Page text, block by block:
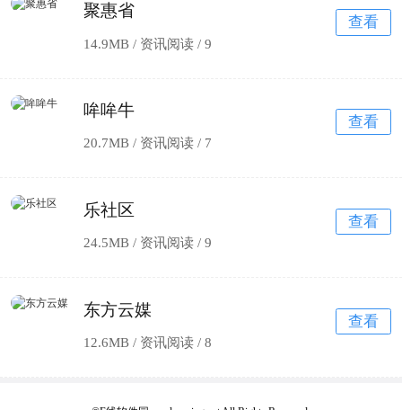
聚惠省
14.9MB / 资讯阅读 /9
查看
哞哞牛
20.7MB / 资讯阅读 / 7
查看
乐社区
24.5MB / 资讯阅读 /9
查看
东方云媒
12.6MB / 资讯阅读 /8
查看